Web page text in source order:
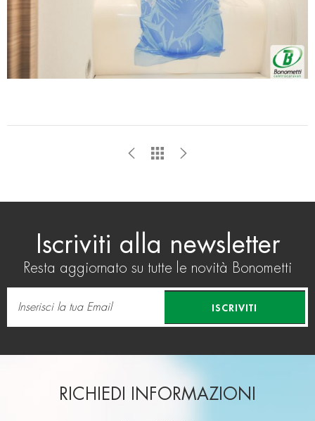
Iscriviti alla newsletter
Resta aggiornato su tutte le novità Bonometti
ISCRIVITI
RICHIEDI INFORMAZIONI